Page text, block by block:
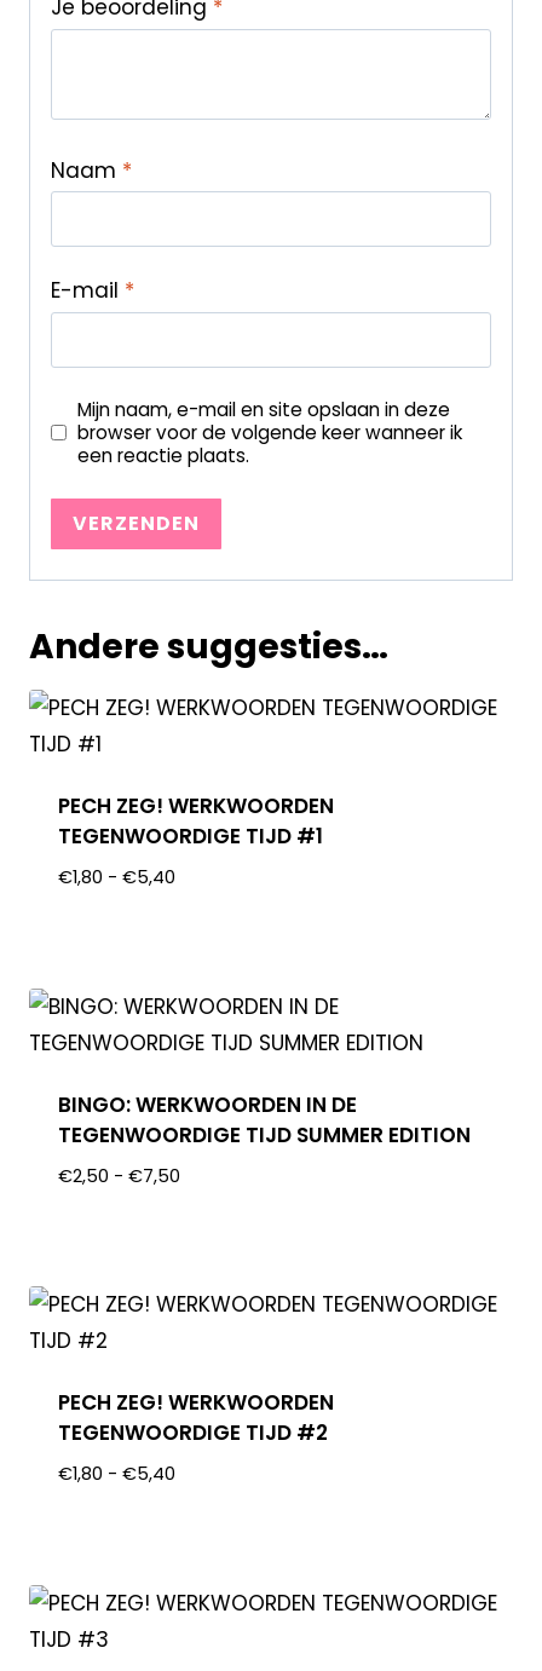
Je beoordeling *
Naam *
E-mail *
Mijn naam, e-mail en site opslaan in deze
browser voor de volgende keer wanneer ik
een reactie plaats.
Andere suggesties…
PECH ZEG! WERKWOORDEN
TEGENWOORDIGE TIJD #1
€1,80 - €5,40
BINGO: WERKWOORDEN IN DE
TEGENWOORDIGE TIJD SUMMER EDITION
€2,50 - €7,50
PECH ZEG! WERKWOORDEN
TEGENWOORDIGE TIJD #2
€1,80 - €5,40